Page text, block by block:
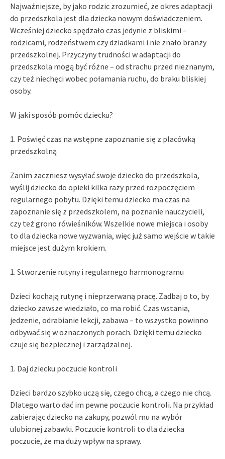
Najważniejsze, by jako rodzic zrozumieć, że okres adaptacji
do przedszkola jest dla dziecka nowym doświadczeniem.
Wcześniej dziecko spędzało czas jedynie z bliskimi –
rodzicami, rodzeństwem czy dziadkami i nie znało branży
przedszkolnej. Przyczyny trudności w adaptacji do
przedszkola mogą być różne – od strachu przed nieznanym,
czy też niechęci wobec połamania ruchu, do braku bliskiej
osoby.
W jaki sposób pomóc dziecku?
1. Poświęć czas na wstępne zapoznanie się z placówką
przedszkolną
Zanim zaczniesz wysyłać swoje dziecko do przedszkola,
wyślij dziecko do opieki kilka razy przed rozpoczęciem
regularnego pobytu. Dzięki temu dziecko ma czas na
zapoznanie się z przedszkolem, na poznanie nauczycieli,
czy też grono rówieśników. Wszelkie nowe miejsca i osoby
to dla dziecka nowe wyzwania, więc już samo wejście w takie
miejsce jest dużym krokiem.
1. Stworzenie rutyny i regularnego harmonogramu
Dzieci kochają rutynę i nieprzerwaną pracę. Zadbaj o to, by
dziecko zawsze wiedziało, co ma robić. Czas wstania,
jedzenie, odrabianie lekcji, zabawa – to wszystko powinno
odbywać się w oznaczonych porach. Dzięki temu dziecko
czuje się bezpiecznej i zarządzalnej.
1. Daj dziecku poczucie kontroli
Dzieci bardzo szybko uczą się, czego chcą, a czego nie chcą.
Dlatego warto dać im pewne poczucie kontroli. Na przykład
zabierając dziecko na zakupy, pozwól mu na wybór
ulubionej zabawki. Poczucie kontroli to dla dziecka
poczucie, że ma duży wpływ na sprawy.